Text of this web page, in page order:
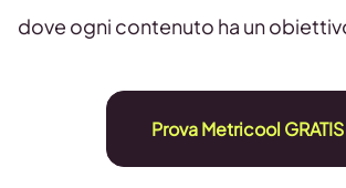
dove ogni contenuto ha un
Prova Metricool GRATIS